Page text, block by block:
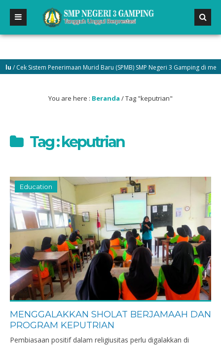
Sistem Penerimaan Murid Baru (SPMB) SMP Negeri 3 Gamping di menu
You are here : Beranda /Tag "keputrian"
Tag : keputrian
Education
MENGGALAKKAN SHOLAT BERJAMAAH DAN
PROGRAM KEPUTRIAN
Pembiasaan positif dalam religiusitas perlu digalakkan di